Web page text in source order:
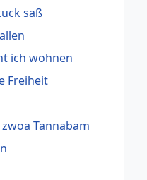
saß
ich wohnen
Freiheit
Tannabam